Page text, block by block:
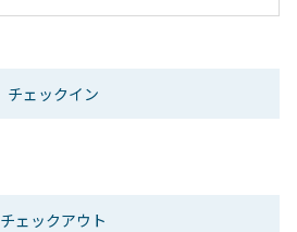
チェックイン
チェックアウト